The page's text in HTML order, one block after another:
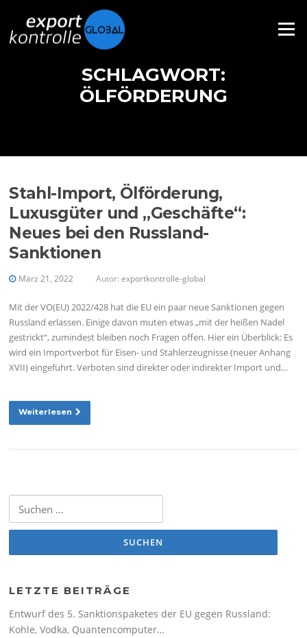
Menü
SCHLAGWORT:
ÖLFÖRDERUNG
Stahl-Import, Ölförderung,
Luxusgüter und „Geschäfte“:
Neues bei den Russland-
Sanktionen
März 21, 2022 Autor:exportkontrolle-global
Mit der VO(EU) 2022/428 hat die EU ein paar neue Sanktionen gegen
Russland erlassen. Einige davon muten etwas „mit der heißen Nadel
gestrickt“, zumindest bleiben noch Fragen offen. Hier ein Überblick: Es
wird ein Importverbot für Eisen- und Stahlerzeugnisse (neuer Anhang
XVII) eingeführt. Verboten sind direkter oder indirekter Import und…
Weiterlesen
Suchen nach:
LETZTE BEITRÄGE
Entwurf des 5. Sanktionspaketes der EU gegen Russland:
Kohle, Vodka, Quantencomputer…